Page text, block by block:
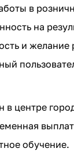
в
на
и желание
в центре
обучение.